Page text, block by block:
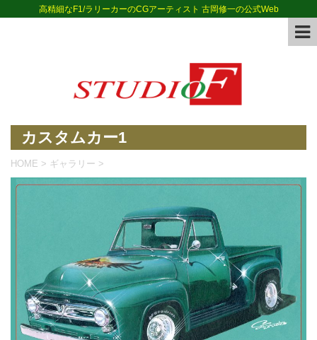
高精細なF1/ラリーカーのCGアーティスト 古岡修一の公式Web
カスタムカー1
HOME > ギャラリー >